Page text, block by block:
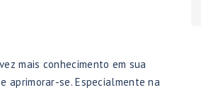
mais conhecimento em sua
aprimorar-se. Especialmente na